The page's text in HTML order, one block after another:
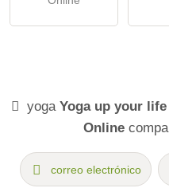
yogaYoga up your
Online
correo electrónico